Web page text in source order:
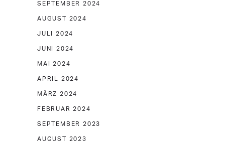
SEPTEMBER 2024
AUGUST 2024
JULI 2024
JUNI 2024
MAI 2024
APRIL 2024
MÄRZ 2024
FEBRUAR 2024
SEPTEMBER 2023
AUGUST 2023